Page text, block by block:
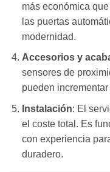
más económica
las puertas
modernidad.
Accesorios y
sensores de
pueden
Instalación: El
el coste total. Es
con experiencia
duradero.